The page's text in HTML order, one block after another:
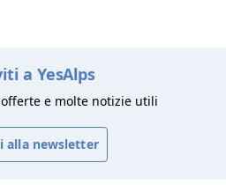
a YesAlps
e molte notizie utili
alla newsletter